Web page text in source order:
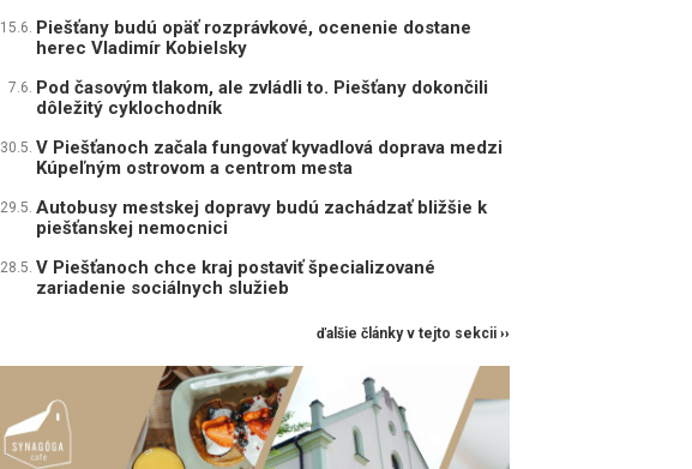
15.6. Piešťany budú opäť rozprávkové, ocenenie dostane
herec Vladimír Kobielsky
7.6. Pod časovým tlakom, ale zvládli to. Piešťany dokončili
dôležitý cyklochodník
30.5. V Piešťanoch začala fungovať kyvadlová doprava medzi
Kúpeľným ostrovom a centrom mesta
29.5. Autobusy mestskej dopravy budú zachádzať bližšie k
piešťanskej nemocnici
28.5. V Piešťanoch chce kraj postaviť špecializované
zariadenie sociálnych služieb
ďalšie články v tejto sekcii ››